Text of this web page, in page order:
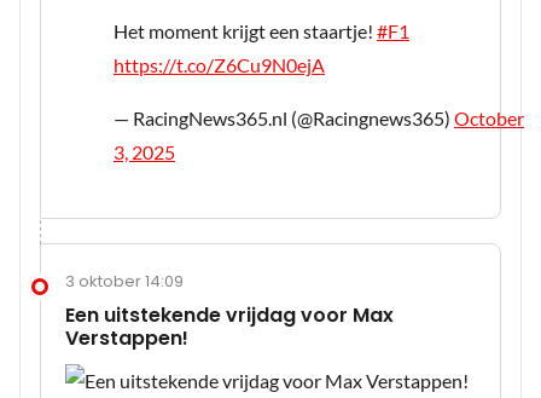
Het moment krijgt een staartje! #F1
https://t.co/Z6Cu9N0ejA
— RacingNews365.nl (@Racingnews365) October
3, 2025
3 oktober 14:09
Een uitstekende vrijdag voor Max
Verstappen!